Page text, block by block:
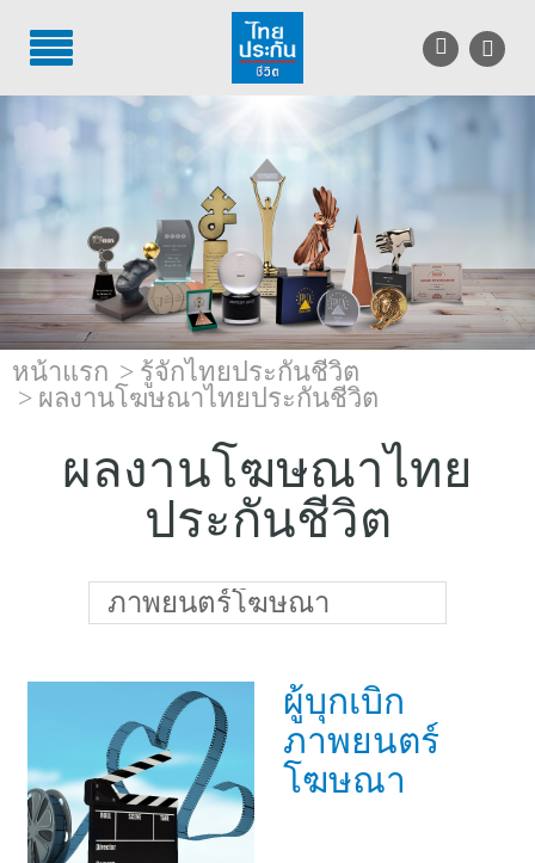
TH EN
บริการลูกค้า
บริการตัวแทน
รู้จักไทยประกันชีวิต
นักลงทุนสัมพันธ์
เพื่อสังคมไทย
บทความ
แบบประกันทั้งหมด
แบบประกันที่เหมาะกับช่วงอายุ
เลือกแบบประกันที่เหมาะกับคุณ
TL Learning Center
หน้าแรก
รู้จักไทยประกันชีวิต
ผลงานโฆษณาไทยประกันชีวิต
ผลงานโฆษณาไทย
ประกันชีวิต
ภาพยนตร์โฆษณา
ผู้บุกเบิก
ภาพยนตร์
โฆษณา